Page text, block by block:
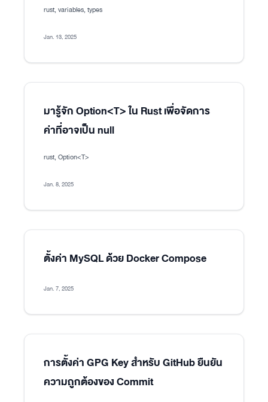
rust, variables, types
Jan. 13, 2025
มารู้จัก Option<T> ใน Rust เพื่อจัดการ
ค่าที่อาจเป็น null
rust, Option<T>
Jan. 8, 2025
ตั้งค่า MySQL ด้วย Docker Compose
Jan. 7, 2025
การตั้งค่า GPG Key สำหรับ GitHub ยืนยัน
ความถูกต้องของ Commit